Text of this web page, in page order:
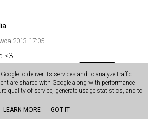
2013 17:05
<3
to deliver its services and to analyze traffic.
are shared with Google along with performance
quality of service, generate usage statistics, and to
LEARN MORE
GOT IT